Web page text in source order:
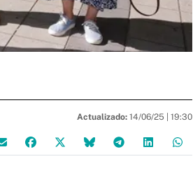
Actualizado: 14/06/25 | 19:30